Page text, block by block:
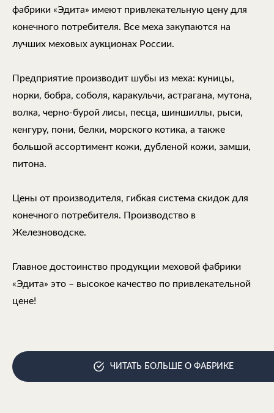
фабрики «Эдита» имеют привлекательную цену для
конечного потребителя. Все меха закупаются на
лучших меховых аукционах России.
Предприятие производит шубы из меха: куницы,
норки, бобра, соболя, каракульчи, астрагана, мутона,
волка, черно-бурой лисы, песца, шиншиллы, рыси,
кенгуру, пони, белки, морского котика, а также
большой ассортимент кожи, дубленой кожи, замши,
питона.
Цены от производителя, гибкая система скидок для
конечного потребителя. Производство в
Железноводске.
Главное достоинство продукции меховой фабрики
«Эдита» это – высокое качество по привлекательной
цене!
ЧИТАТЬ БОЛЬШЕ О ФАБРИКЕ